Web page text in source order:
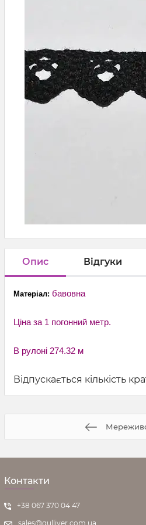
Опис Відгуки
Матеріал: бавовна
Ціна за 1 погонний метр.
В рулоні 274.32 м
Відпускається кількість
Контакти
+38 067 370 04 47
sales@gulliver.com.ua